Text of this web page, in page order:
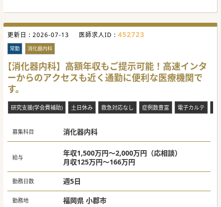
#秋入職可
更新日 : 2026-07-13 医師求人ID : 452723
常勤 消化器内科
【消化器内科】高額年収もご提示可能！高速インタ
ーからのアクセスも近く通勤に便利な医療機関で
す。
研究支援(学会費補助) 土日休み 救急対応なし 症例数豊富 電子カルテ
募集科目 消化器内科
給与
年収1,500万円～2,000万円（応相談）
月収125万円～166万円
勤務日数 週5日
勤務地 福岡県 小郡市